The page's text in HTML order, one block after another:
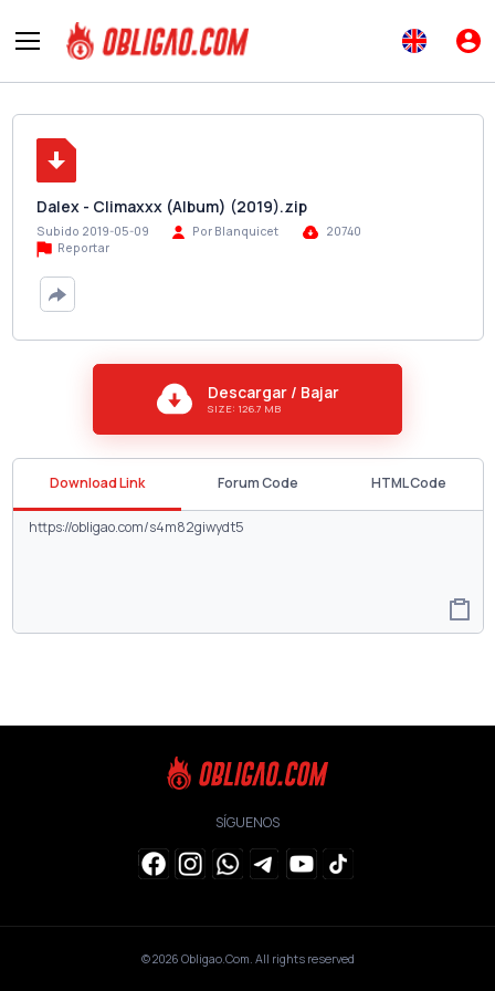
Dalex - Climaxxx (Album) (2019).zip
Subido 2019-05-09 Por Blanquicet
20740
Reportar
Descargar / Bajar
SIZE: 126.7 MB
Download Link Forum Code HTML Code
SÍGUENOS
© 2026 Obligao.Com. All rights reserved